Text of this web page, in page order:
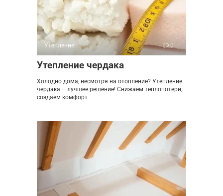
Утепление 0
Утепление чердака
Холодно дома, несмотря на отопление? Утепление
чердака – лучшее решение! Снижаем теплопотери,
создаем комфорт